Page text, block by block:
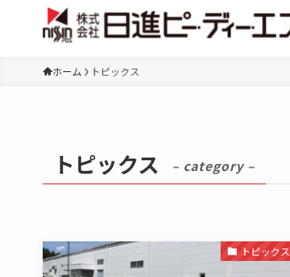
ホーム トピックス
トピックス – category –
トピックス